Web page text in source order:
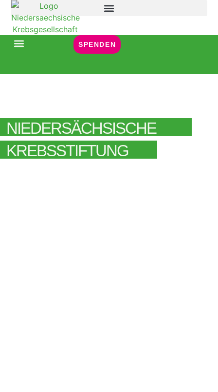
SPENDEN
NIEDERSÄCHSISCHE
KREBSSTIFTUNG